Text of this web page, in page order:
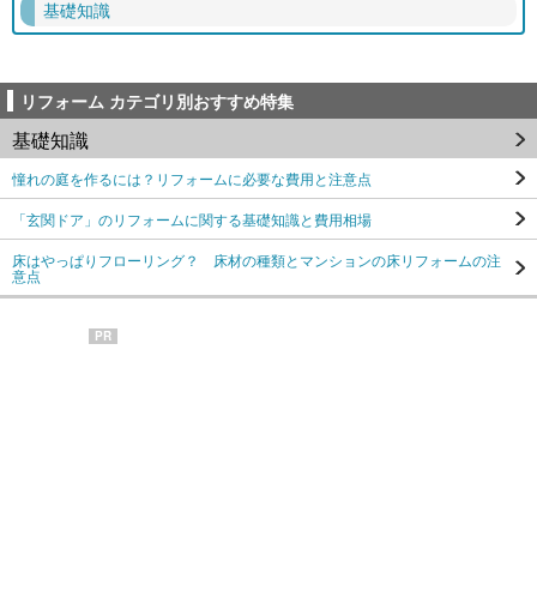
基礎知識
リフォーム カテゴリ別おすすめ特集
基礎知識
憧れの庭を作るには？リフォームに必要な費用と注意点
「玄関ドア」のリフォームに関する基礎知識と費用相場
床はやっぱりフローリング？ 床材の種類とマンションの床リフォームの注
意点
PR